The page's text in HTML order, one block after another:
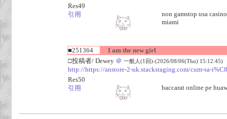
Res49
引用
non gamstop usa
miami
■251364
I am the new girl
□投稿者/ Dewey ＠ 一般人(1回)-(2026/08/06(Thu) 15:12:45)
http://https://anstore-2-uk.stackstaging.com/cum-sa-
Res50
引用
baccarat online pe